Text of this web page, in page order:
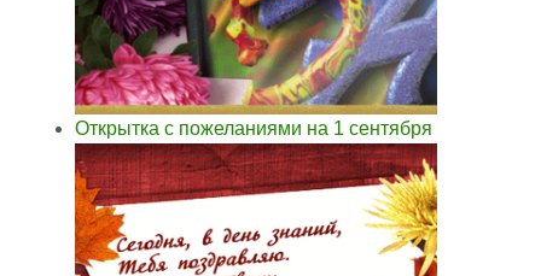
Открытка с пожеланиями на 1 сентября